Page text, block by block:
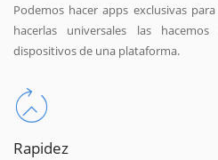
Podemos hacer apps exclusivas
hacerlas universales las
dispositivos de una plataforma.
Rapidez